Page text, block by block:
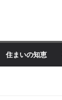
住まいの知恵